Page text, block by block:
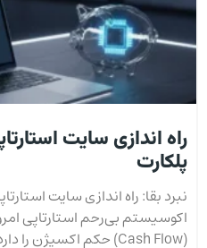
راه اندازی سایت
پلکارت
نبرد بقا: راه اندازی سایت
اکوسیستم بی‌رحم استارتاپی
(Cash Flow) حکم اکسیژن را دارد. بسیاری از